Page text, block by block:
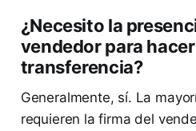
¿Necesito la
vendedor para
transferencia?
Generalmente, sí. La
requieren la firma del